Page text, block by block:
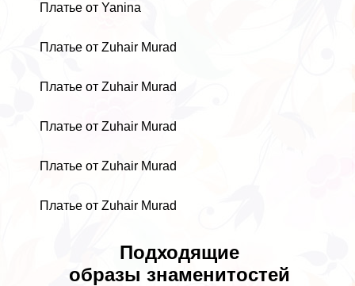
Платье от Yanina
Платье от Zuhair Murad
Платье от Zuhair Murad
Платье от Zuhair Murad
Платье от Zuhair Murad
Платье от Zuhair Murad
Подходящие
образы знаменитостей